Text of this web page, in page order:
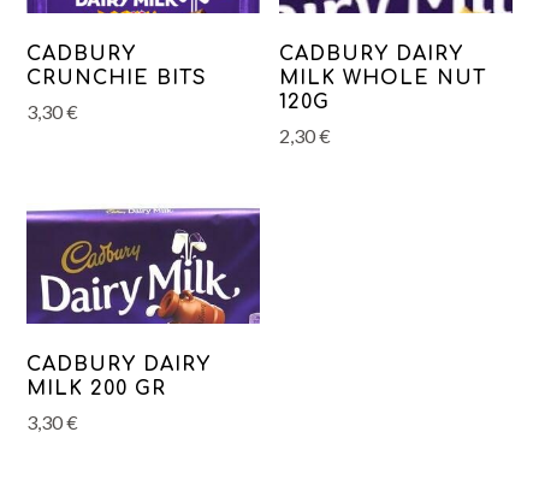
CADBURY
CRUNCHIE BITS
3,30€
CADBURY DAIRY
MILK WHOLE NUT
120G
2,30€
CADBURY DAIRY
MILK 200 GR
3,30€